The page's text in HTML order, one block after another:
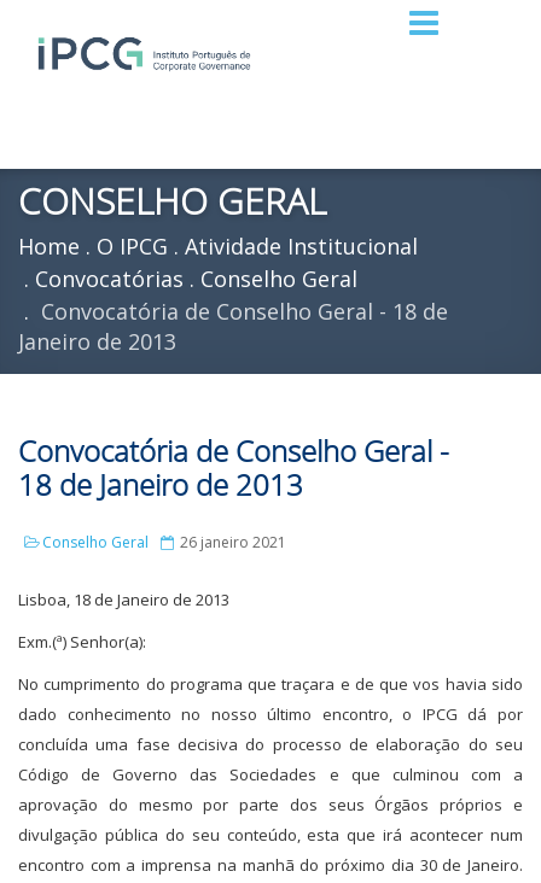
CONSELHO GERAL
Home O IPCG
Atividade Institucional
Convocatórias
Conselho Geral
Convocatória de Conselho Geral - 18 de
Janeiro de 2013
Convocatória de Conselho Geral -
18 de Janeiro de 2013
Conselho Geral 26 janeiro 2021
Lisboa, 18 de Janeiro de 2013
Exm.(ª) Senhor(a):
No cumprimento do programa que traçara e de que vos havia sido
dado conhecimento no nosso último encontro, o IPCG dá por
concluída uma fase decisiva do processo de elaboração do seu
Código de Governo das Sociedades e que culminou com a
aprovação do mesmo por parte dos seus Órgãos próprios e
divulgação pública do seu conteúdo, esta que irá acontecer num
encontro com a imprensa na manhã do próximo dia 30 de Janeiro.